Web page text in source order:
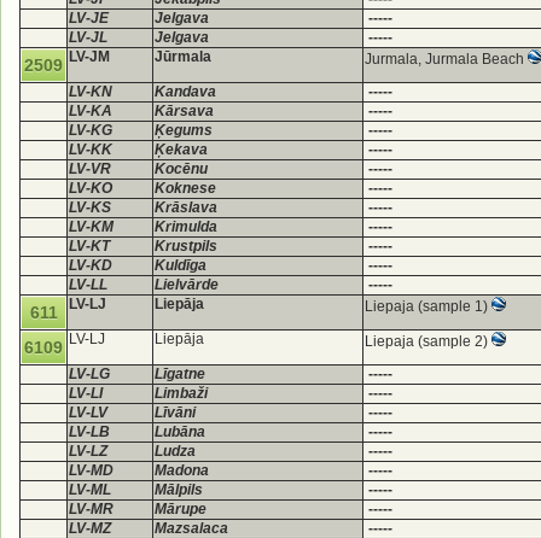
LV-JE
Jelgava
-----
LV-JL
Jelgava -----
2509 LV-JM Jūrmala
Jurmala, Jurmala Beach
LV-KN
Kandava
-----
LV-KA
Kārsava
-----
LV-KG
Ķegums
-----
LV-KK
Ķekava
-----
LV-VR
Kocēnu
-----
LV-KO
Koknese
-----
LV-KS
Krāslava
-----
LV-KM
Krimulda
-----
LV-KT
Krustpils
-----
LV-KD
Kuldīga
-----
LV-LL
Lielvārde -----
611 LV-LJ Liepāja Liepaja (sample 1)
6109 LV-LJ Liepāja
Liepaja (sample 2)
LV-LG
Līgatne
-----
LV-LI
Limbaži
-----
LV-LV
Līvāni
-----
LV-LB
Lubāna
-----
LV-LZ
Ludza
-----
LV-MD
Madona
-----
LV-ML
Mālpils
-----
LV-MR
Mārupe
-----
LV-MZ
Mazsalaca
-----